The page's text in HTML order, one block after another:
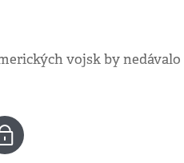
vojsk by nedávalo